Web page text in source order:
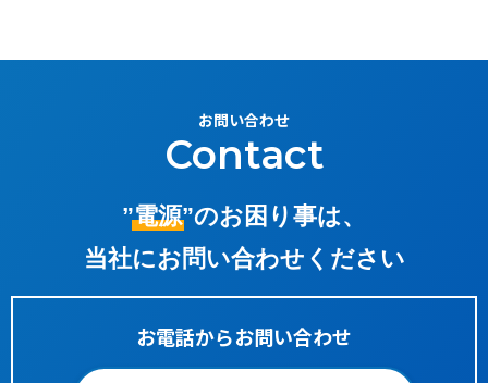
お問い合わせ
Contact
”電源”のお困り事は、
当社にお問い合わせください
お電話からお問い合わせ